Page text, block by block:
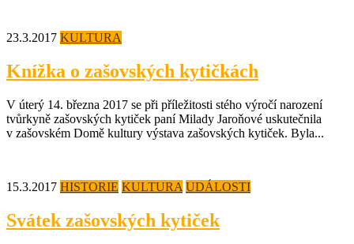
23.3.2017 KULTURA
Knížka o zašovských kytičkách
V úterý 14. března 2017 se při příležitosti stého výročí narození
tvůrkyně zašovských kytiček paní Milady Jaroňové uskutečnila
v zašovském Domě kultury výstava zašovských kytiček. Byla...
15.3.2017 HISTORIE KULTURA UDÁLOSTI
Svátek zašovských kytiček